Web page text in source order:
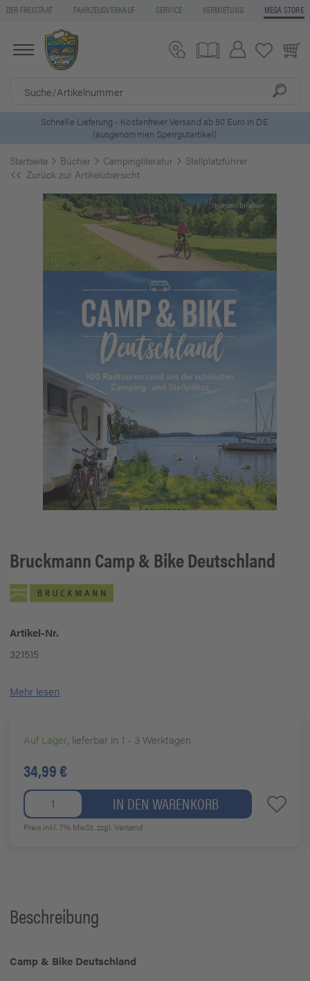
DER FREISTAAT FAHRZEUGVERKAUF SERVICE VERMIETUNG MEGA STORE
Schnelle Lieferung - Kostenfreier Versand ab 50 Euro in DE
(ausgenommen Sperrgutartikel)
Startseite Bücher Campingliteratur
Stellplatzführer
Zurück zur Artikelübersicht
BruckmannCamp & Bike Deutschland
Artikel-Nr.
321515
Mehr lesen
Auf Lager, lieferbar in 1 - 3 Werktagen
34,99 €
IN DEN WARENKORB
Preis inkl. 7% MwSt.zzgl. Versand
Beschreibung
Camp & Bike Deutschland